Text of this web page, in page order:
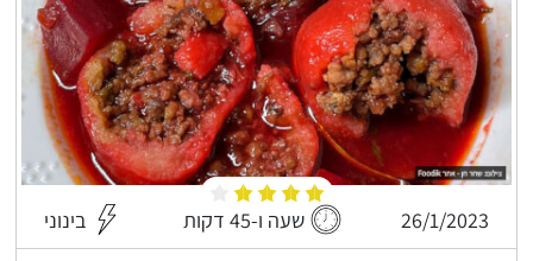
26/1/2023 שעה ו-45 דקות בינוני